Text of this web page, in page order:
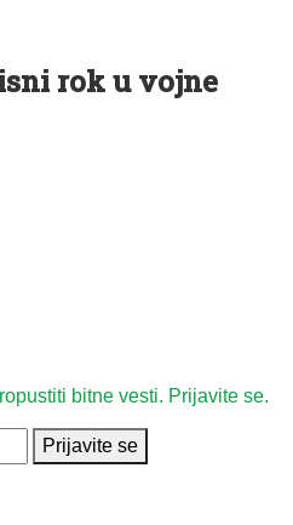
rok u vojne
bitne vesti. Prijavite se.
Prijavite se